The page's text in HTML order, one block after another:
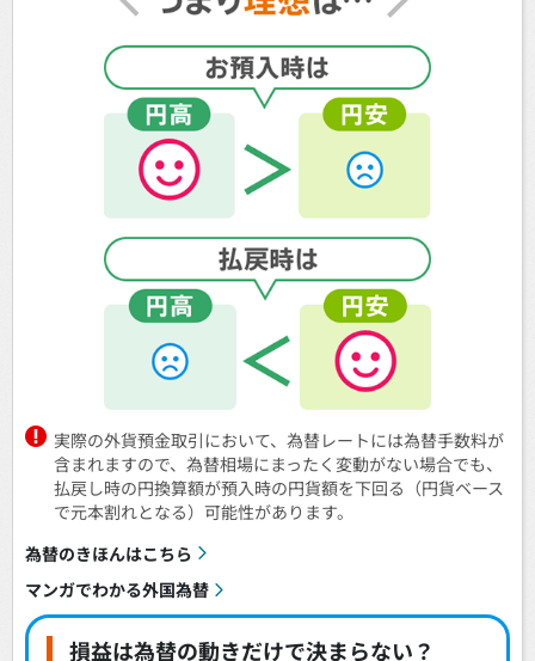
実際の外貨預金取引において、為替レートには為替手数料が
含まれますので、為替相場にまったく変動がない場合でも、
払戻し時の円換算額が預入時の円貨額を下回る（円貨ベース
で元本割れとなる）可能性があります。
為替のきほんはこちら
マンガでわかる外国為替
損益は為替の動きだけで決まらない？